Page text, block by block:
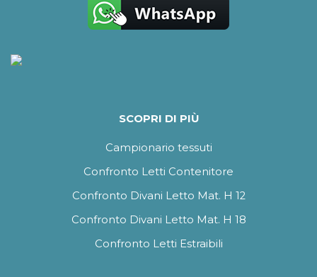
SCOPRI DI PIÙ
Campionario tessuti
Confronto Letti Contenitore
Confronto Divani Letto Mat. H 12
Confronto Divani Letto Mat. H 18
Confronto Letti Estraibili